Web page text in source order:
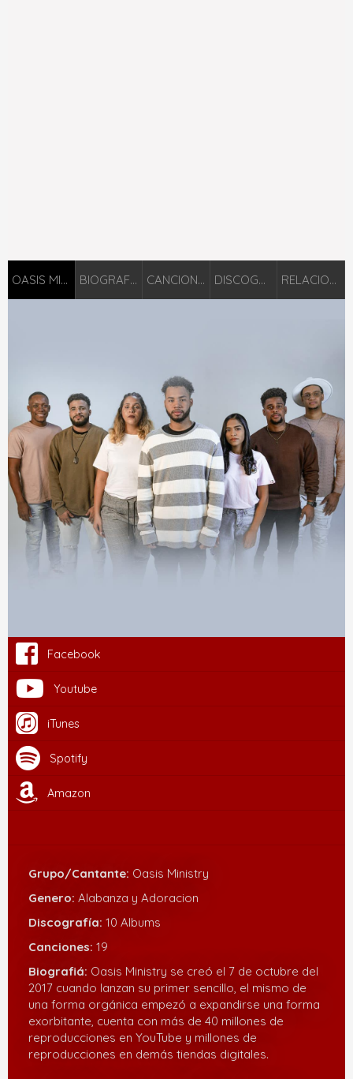
OASIS MINISTRY BIOGRAFIÁ CANCIONES DISCOGRAFÍA RELACIONADOS
Facebook
Youtube
iTunes
Spotify
Amazon
Grupo/Cantante: Oasis Ministry
Genero: Alabanza y Adoracion
Discografía: 10 Albums
Canciones: 19
Biografiá: Oasis Ministry se creó el 7 de octubre del
2017 cuando lanzan su primer sencillo, el mismo de
una forma orgánica empezó a expandirse una forma
exorbitante, cuenta con más de 40 millones de
reproducciones en YouTube y millones de
reproducciones en demás tiendas digitales.